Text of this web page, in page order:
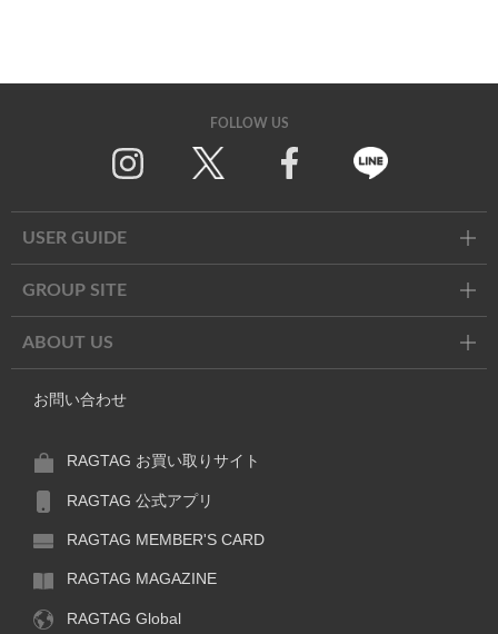
FOLLOW US
USER GUIDE
GROUP SITE
ABOUT US
お問い合わせ
RAGTAG お買い取りサイト
RAGTAG 公式アプリ
RAGTAG MEMBER'S CARD
RAGTAG MAGAZINE
RAGTAG Global